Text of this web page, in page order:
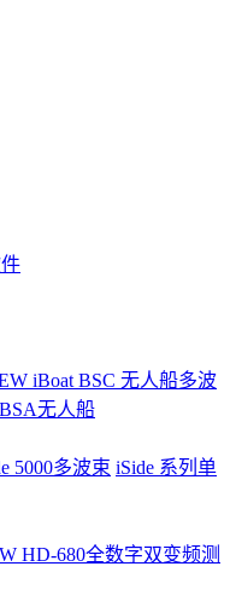
iBoat BSC 无人船多波
无人船
5000多波束 iSide 系列单
HD-680全数字双变频测